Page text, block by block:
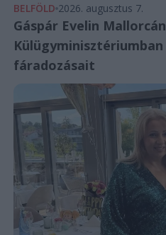
BELFÖLD 2026. augusztus 7.
Gáspár Evelin
fáradozásait